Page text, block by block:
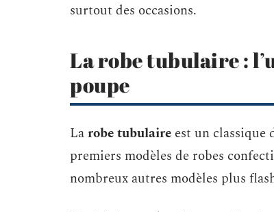
surtout des occasions.
La robe tubulaire :
poupe
Larobe tubulaire est un classique
premiers modèles de robes
nombreux autres modèles plus